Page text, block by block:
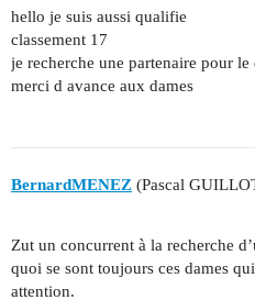
hello je suis aussi qualifie
classement 17
je recherche une partenaire pour
merci d avance aux dames
BernardMENEZ (Pascal
Zut un concurrent à la recherche
quoi se sont toujours ces dames
attention.